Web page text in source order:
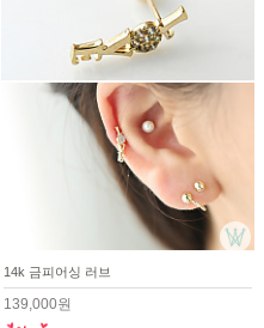
14k 금피어싱 러브
139,000원